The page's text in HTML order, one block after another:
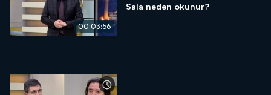
00:03:56
Sala neden okunur?